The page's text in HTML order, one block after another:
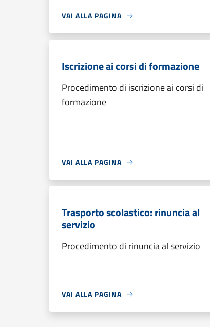
VAI ALLA PAGINA
Iscrizione ai corsi di formazione
Procedimento di iscrizione ai corsi di
formazione
VAI ALLA PAGINA
Trasporto scolastico: rinuncia al
servizio
Procedimento di rinuncia al servizio
VAI ALLA PAGINA